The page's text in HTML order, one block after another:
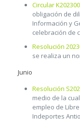
Circular
obligación de
Información y
celebración de
Resolución
se realiza un
Junio
Resolución
medio de la
empleo de
Indeportes